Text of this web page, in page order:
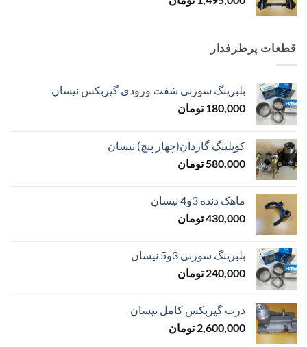
قطعات پرطرفدار
بلبرینگ سوزنی شفت ورودی گیربکس نیسان
180,000 تومان
کوپلینگ گاردان(چهار پیچ) نیسان
580,000 تومان
ماهک دنده 3و4 نیسان
430,000تومان
بلبرینگ سوزنی 3و5 نیسان
240,000 تومان
درب گیربکس کامل نیسان
2,600,000 تومان